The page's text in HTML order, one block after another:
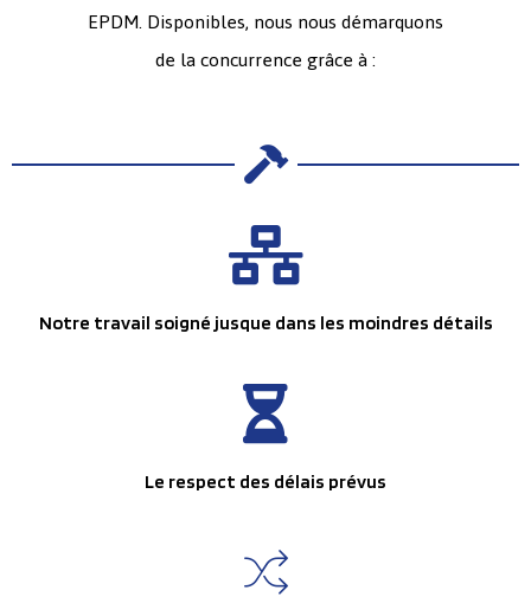
EPDM. Disponibles, nous nous démarquons
de la concurrence grâce à :
Notre travail soigné jusque dans les moindres détails
Le respect des délais prévus